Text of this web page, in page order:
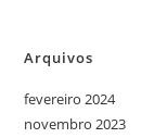
Arquivos
fevereiro 2024
novembro 2023